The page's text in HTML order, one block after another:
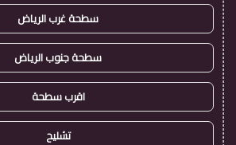
سطحة غرب الرياض
سطحة جنوب الرياض
اقرب سطحة
تشليح